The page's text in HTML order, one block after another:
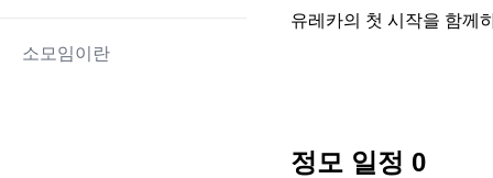
소모임이란
유레카의 첫 시작을 함께
정모 일정 0